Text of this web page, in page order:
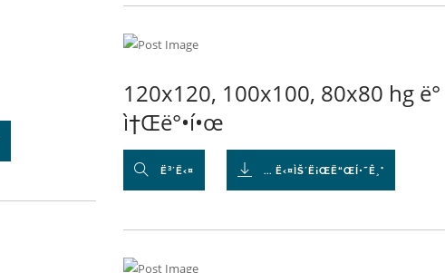
120x120, 100x100, 80x80 hg ë°
ì†Œë°•í•œ
Ë³´Ë‹¤ ... Ë‹¤ÌŠ´Ë¡ŒË“ŒÍ•˜Ê¸°